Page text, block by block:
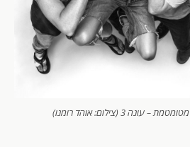
מטומטמת – עונה 3 (צילום: אוהד רומנו)